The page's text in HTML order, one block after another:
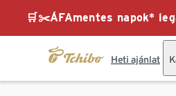
🛒✂️ÁFAmentes napok*
Heti ajánlat